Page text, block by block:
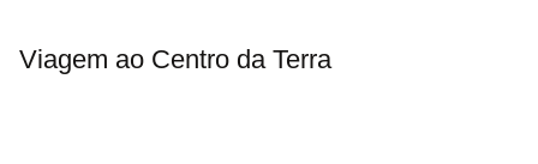
Viagem ao Centro da Terra